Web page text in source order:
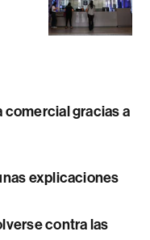
comercial gracias a
explicaciones
contra las